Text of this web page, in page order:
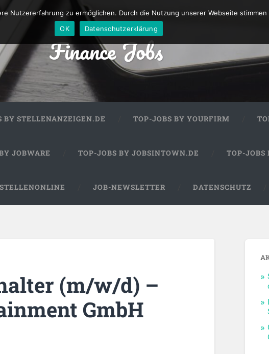
Finance Jobs
BY STELLENANZEIGEN.DE TOP-JOBS BY YOURFIRM
JOBWARE TOP-JOBS BY JOBSINTOWN.DE TOP-JOBS
JOB-NEWSLETTER DATENSCHUTZ
(m/w/d) –
GmbH
Nutzererfahrung zu ermöglichen. Durch die Nutzung unserer Webseite
OK
Datenschutzerklärung